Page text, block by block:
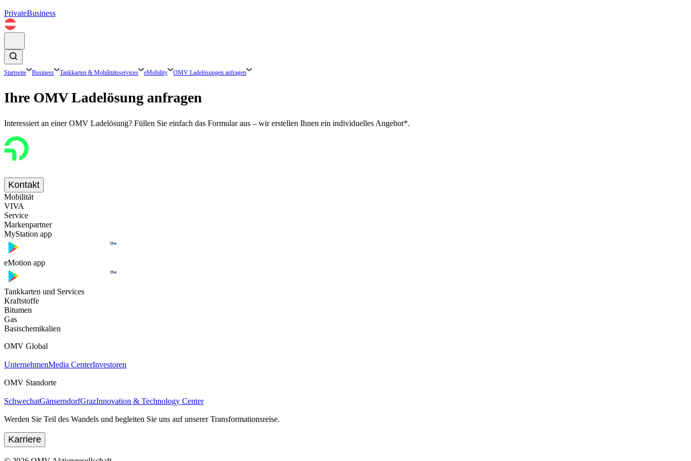
PrivateBusiness
Startseite Business Tankkarten & Mobilitätsservices eMobility OMV Ladelösungen anfragen
Ihre OMV Ladelösung anfragen
Interessiert an einer OMV Ladelösung? Füllen Sie einfach das Formular aus – wir erstellen Ihnen ein individuelles Angebot*.
Kontakt
Mobilität
VIVA
Service
Markenpartner
MyStation app
eMotion app
Tankkarten und Services
Kraftstoffe
Bitumen
Gas
Basischemikalien
OMV Global
UnternehmenMedia CenterInvestoren
OMV Standorte
SchwechatGänserndorfGrazInnovation & Technology Center
Werden Sie Teil des Wandels und begleiten Sie uns auf unserer Transformationsreise.
Karriere